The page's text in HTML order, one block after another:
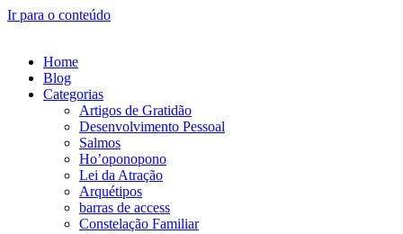
Ir para o conteúdo
Home
Blog
Categorias
Artigos de Gratidão
Desenvolvimento Pessoal
Salmos
Ho’oponopono
Lei da Atração
Arquétipos
barras de access
Constelação Familiar